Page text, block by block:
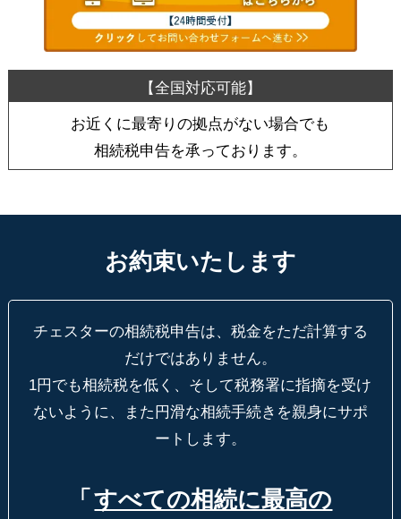
お近くに最寄りの拠点がない場合でも
相続税申告を承っております。
お約束いたします
チェスターの相続税申告は、税金をただ計算する
だけではありません。
1円でも相続税を低く、そして税務署に指摘を受け
ないように、
また円滑な相続手続きを親身にサポ
ートします。
「 すべての相続に最高の